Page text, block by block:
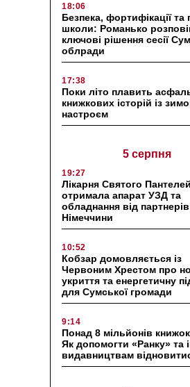
18:06
Безпека, фортифікації та
школи: Романько
ключові рішення сесії
облради
17:38
Поки літо плавить
книжкових історій із
настроєм
5 серпня
19:27
Лікарня Святого
отримала апарат УЗД та
обладнання від партнерів
Німеччини
10:52
Кобзар домовляється із
Червоним Хрестом про
укриття та енергетичну
для Сумської громади
9:14
Понад 8 мільйонів книжок
Як допомогти «Ранку» та
видавництвам